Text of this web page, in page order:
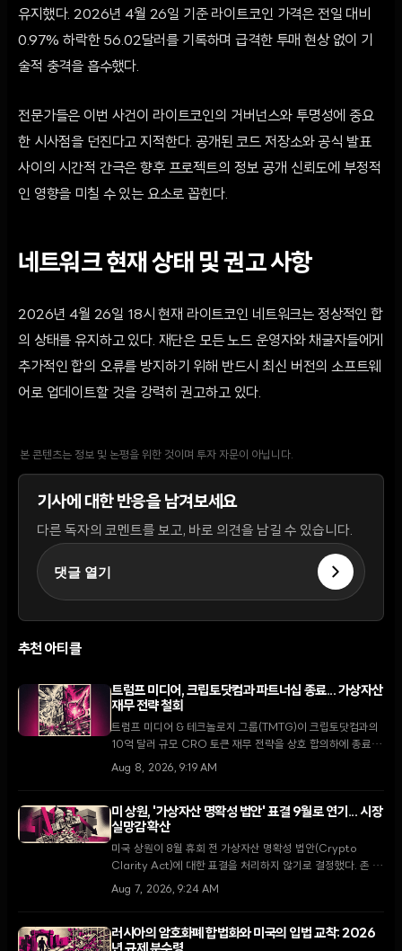
유지했다. 2026년 4월 26일 기준 라이트코인 가격은 전일 대비
0.97% 하락한 56.02달러를 기록하며 급격한 투매 현상 없이 기
술적 충격을 흡수했다.
전문가들은 이번 사건이 라이트코인의 거버넌스와 투명성에 중요
한 시사점을 던진다고 지적한다. 공개된 코드 저장소와 공식 발표
사이의 시간적 간극은 향후 프로젝트의 정보 공개 신뢰도에 부정적
인 영향을 미칠 수 있는 요소로 꼽힌다.
네트워크 현재 상태 및 권고 사항
2026년 4월 26일 18시 현재 라이트코인 네트워크는 정상적인 합
의 상태를 유지하고 있다. 재단은 모든 노드 운영자와 채굴자들에게
추가적인 합의 오류를 방지하기 위해 반드시 최신 버전의 소프트웨
어로 업데이트할 것을 강력히 권고하고 있다.
본 콘텐츠는 정보 및 논평을 위한 것이며 투자 자문이 아닙니다.
기사에 대한 반응을 남겨보세요
다른 독자의 코멘트를 보고, 바로 의견을 남길 수 있습니다.
댓글 열기
추천 아티클
트럼프 미디어, 크립토닷컴과 파트너십 종료... 가상자산
재무 전략 철회
트럼프 미디어 & 테크놀로지 그룹(TMTG)이 크립토닷컴과의
10억 달러 규모 CRO 토큰 재무 전략을 상호 합의하에 종료했
다. 이번 결정은 가상자산 시장의 냉각 속에 핵융합 에너지와
Aug 8, 2026, 9:19 AM
미 상원, '가상자산 명확성 법안' 표결 9월로 연기... 시장
실망감 확산
미국 상원이 8월 휴회 전 가상자산 명확성 법안(Crypto
Clarity Act)에 대한 표결을 처리하지 않기로 결정했다. 존 튠
다수당 원내대표는 9월 복귀 후 최우선 과제로 다룰 것을 약속
Aug 7, 2026, 9:24 AM
러시아의 암호화폐 합법화와 미국의 입법 교착: 2026